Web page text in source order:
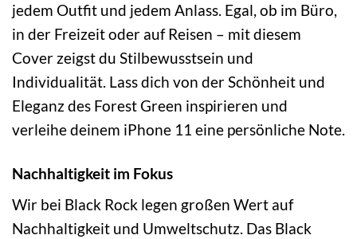
jedem Outfit und jedem Anlass. Egal, ob im Büro,
in der Freizeit oder auf Reisen – mit diesem
Cover zeigst du Stilbewusstsein und
Individualität. Lass dich von der Schönheit und
Eleganz des Forest Green inspirieren und
verleihe deinem iPhone 11 eine persönliche Note.
Nachhaltigkeit im Fokus
Wir bei Black Rock legen großen Wert auf
Nachhaltigkeit und Umweltschutz. Das Black